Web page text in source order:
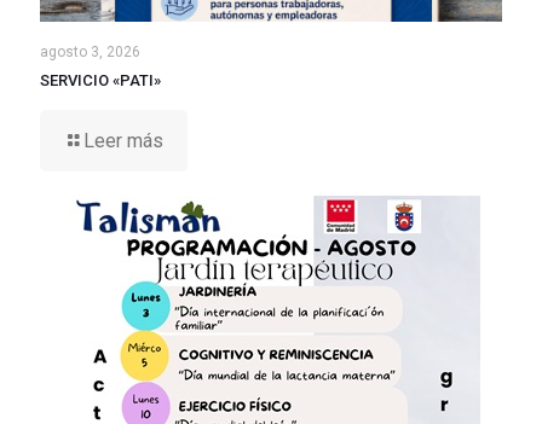
agosto 3, 2026
SERVICIO «PATI»
Leer más